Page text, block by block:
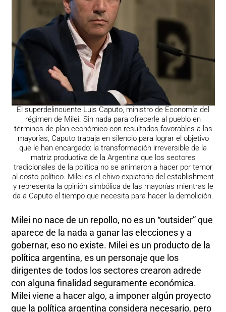
El superdelincuente Luis Caputo, ministro de Economía del
régimen de Milei. Sin nada para ofrecerle al pueblo en
términos de plan económico con resultados favorables a las
mayorías, Caputo trabaja en silencio para lograr el objetivo
que le han encargado: la transformación irreversible de la
matriz productiva de la Argentina que los sectores
tradicionales de la política no se animaron a hacer por temor
al costo político. Milei es el chivo expiatorio del establishment
y representa la opinión simbólica de las mayorías mientras le
da a Caputo el tiempo que necesita para hacer la demolición.
Milei no nace de un repollo, no es un “outsider” que
aparece de la nada a ganar las elecciones y a
gobernar, eso no existe. Milei es un producto de la
política argentina, es un personaje que los
dirigentes de todos los sectores crearon adrede
con alguna finalidad seguramente económica.
Milei viene a hacer algo, a imponer algún proyecto
que la política argentina considera necesario, pero